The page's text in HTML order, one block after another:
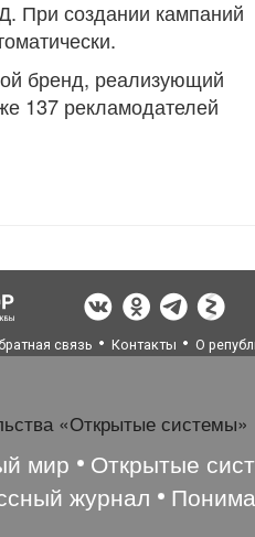
При создании кампаний
бренд, реализующий
137 рекламодателей
связь Контакты О
«Открытые системы»
мир Открытые
журнал